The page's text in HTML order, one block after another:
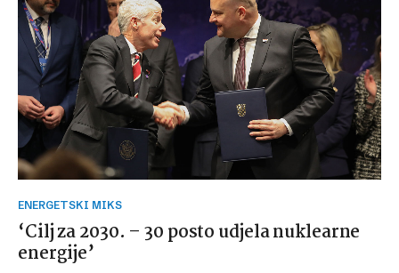
ENERGETSKI MIKS
‘Cilj za 2030. – 30 posto udjela nuklearne
energije’